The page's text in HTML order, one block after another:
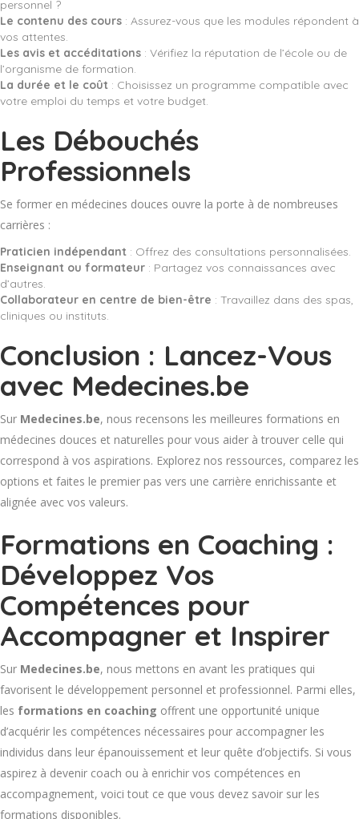
personnel ?
Le contenu des cours : Assurez-vous que les modules répondent à
vos attentes.
Les avis et accéditations : Vérifiez la réputation de l’école ou de
l’organisme de formation.
La durée et le coût : Choisissez un programme compatible avec
votre emploi du temps et votre budget.
Les Débouchés
Professionnels
Se former en médecines douces ouvre la porte à de nombreuses
carrières :
Praticien indépendant : Offrez des consultations personnalisées.
Enseignant ou formateur : Partagez vos connaissances avec
d’autres.
Collaborateur en centre de bien-être : Travaillez dans des spas,
cliniques ou instituts.
Conclusion : Lancez-Vous
avec Medecines.be
Sur Medecines.be, nous recensons les meilleures formations en
médecines douces et naturelles pour vous aider à trouver celle qui
correspond à vos aspirations. Explorez nos ressources, comparez les
options et faites le premier pas vers une carrière enrichissante et
alignée avec vos valeurs.
Formations en Coaching :
Développez Vos
Compétences pour
Accompagner et Inspirer
Sur Medecines.be, nous mettons en avant les pratiques qui
favorisent le développement personnel et professionnel. Parmi elles,
les formations en coaching offrent une opportunité unique
d’acquérir les compétences nécessaires pour accompagner les
individus dans leur épanouissement et leur quête d’objectifs. Si vous
aspirez à devenir coach ou à enrichir vos compétences en
accompagnement, voici tout ce que vous devez savoir sur les
formations disponibles.